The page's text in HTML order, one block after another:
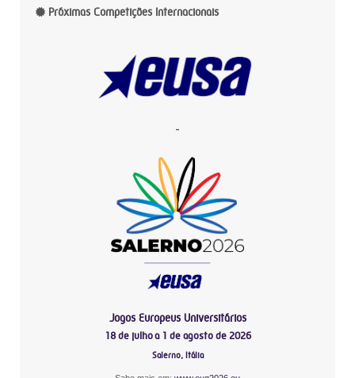
Próximas Competições Internacionais
-
Jogos Europeus Universitários
18 de julho a 1 de agosto de 2026
Salerno, Itália